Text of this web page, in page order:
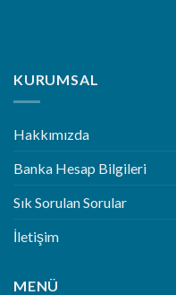
KURUMSAL
Hakkımızda
Banka Hesap Bilgileri
Sık Sorulan Sorular
İletişim
MENÜ